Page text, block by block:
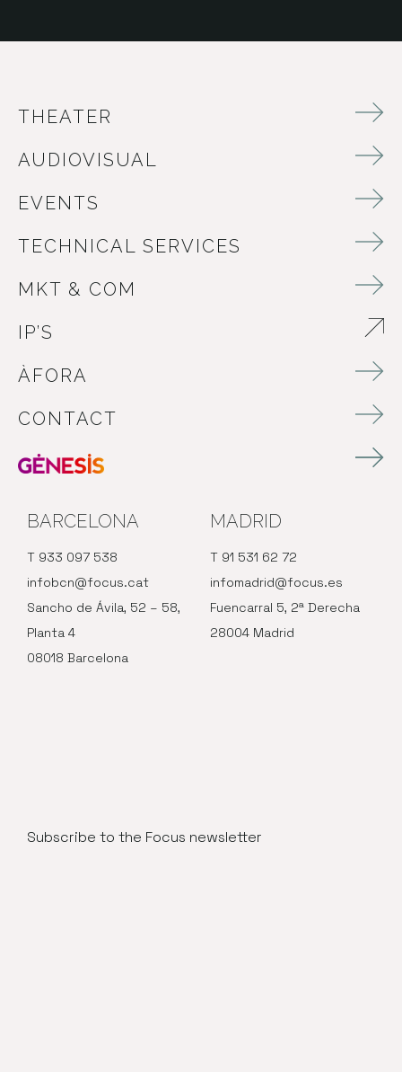
THEATER
AUDIOVISUAL
EVENTS
TECHNICAL SERVICES
MKT & COM
IP’S
ÀFORA
CONTACT
BARCELONA
T 933 097 538
infobcn@focus.cat
Sancho de Ávila, 52 – 58,
Planta 4
08018 Barcelona
MADRID
T 91 531 62 72
infomadrid@focus.es
Fuencarral 5, 2ª Derecha
28004 Madrid
Subscribe to the Focus newsletter